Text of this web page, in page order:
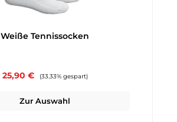
Weiße Tennissocken
Verkaufspreis:
25,90 € Regulärer Preis:
(33.33% gespart)
Zur Auswahl